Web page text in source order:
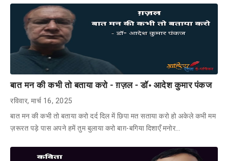
बात मन की कभी तो बताया करो - ग़ज़ल - डॉ॰ आदेश कुमार पंकज
रविवार, मार्च 16, 2025
बात मन की कभी तो बताया करो दर्द दिल में छिपा मत सताया करो हो अकेले कभी मम
ज़रूरत पड़े पास अपने हमें तुम बुलाया करो बाग़-बगिया दिशाएँ मनोर…